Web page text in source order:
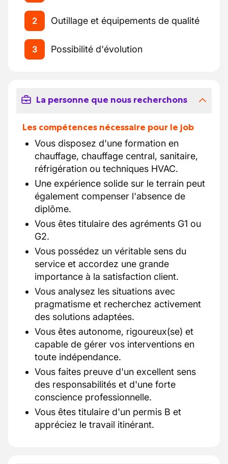
2 Outillage et équipements de qualité
3 Possibilité d'évolution
La personne que nous recherchons
Les compétences nécessaire pour le job
Vous disposez d'une formation en
chauffage, chauffage central, sanitaire,
réfrigération ou techniques HVAC.
Une expérience solide sur le terrain peut
également compenser l'absence de
diplôme.
Vous êtes titulaire des agréments G1 ou
G2.
Vous possédez un véritable sens du
service et accordez une grande
importance à la satisfaction client.
Vous analysez les situations avec
pragmatisme et recherchez activement
des solutions adaptées.
Vous êtes autonome, rigoureux(se) et
capable de gérer vos interventions en
toute indépendance.
Vous faites preuve d'un excellent sens
des responsabilités et d'une forte
conscience professionnelle.
Vous êtes titulaire d'un permis B et
appréciez le travail itinérant.